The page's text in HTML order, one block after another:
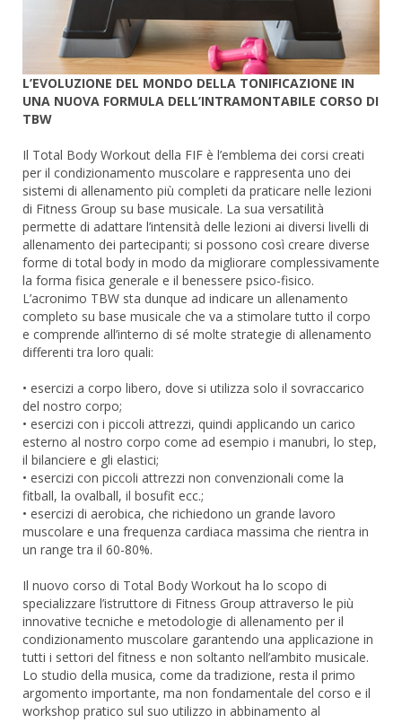
L’EVOLUZIONE DEL MONDO DELLA TONIFICAZIONE IN
UNA NUOVA FORMULA DELL’INTRAMONTABILE CORSO DI
TBW
Il Total Body Workout della FIF è l’emblema dei corsi creati
per il condizionamento muscolare e rappresenta uno dei
sistemi di allenamento più completi da praticare nelle lezioni
di Fitness Group su base musicale. La sua versatilità
permette di adattare l’intensità delle lezioni ai diversi livelli di
allenamento dei partecipanti; si possono così creare diverse
forme di total body in modo da migliorare complessivamente
la forma fisica generale e il benessere psico-fisico.
L’acronimo TBW sta dunque ad indicare un allenamento
completo su base musicale che va a stimolare tutto il corpo
e comprende all’interno di sé molte strategie di allenamento
differenti tra loro quali:
• esercizi a corpo libero, dove si utilizza solo il sovraccarico
del nostro corpo;
• esercizi con i piccoli attrezzi, quindi applicando un carico
esterno al nostro corpo come ad esempio i manubri, lo step,
il bilanciere e gli elastici;
• esercizi con piccoli attrezzi non convenzionali come la
fitball, la ovalball, il bosufit ecc.;
• esercizi di aerobica, che richiedono un grande lavoro
muscolare e una frequenza cardiaca massima che rientra in
un range tra il 60-80%.
Il nuovo corso di Total Body Workout ha lo scopo di
specializzare l’istruttore di Fitness Group attraverso le più
innovative tecniche e metodologie di allenamento per il
condizionamento muscolare garantendo una applicazione in
tutti i settori del fitness e non soltanto nell’ambito musicale.
Lo studio della musica, come da tradizione, resta il primo
argomento importante, ma non fondamentale del corso e il
workshop pratico sul suo utilizzo in abbinamento al